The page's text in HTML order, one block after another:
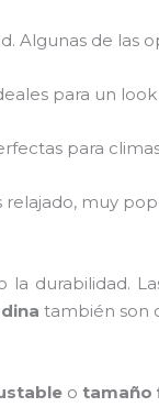
Algunas de las
para un
para
relajado, muy
durabilidad.
también son
o tamaño